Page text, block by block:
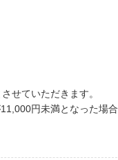
せていただきます。
円未満となった場合